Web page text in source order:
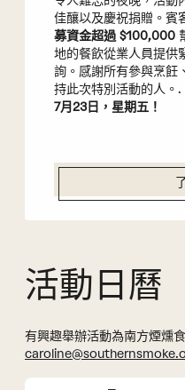
佳釀以及慶祝捐贈。賓
募資金超過 $100,000
地的餐飲從業人員提供
詢。感謝所有參與烹飪
持此次特別活動的人。.
7月23日，星期五！
活動日曆
有興趣舉辦活動為南方煙燻
事